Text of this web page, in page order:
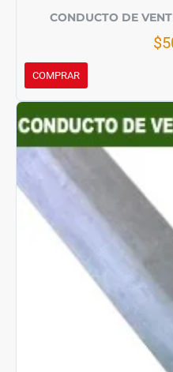
CONDUCTO DE
COMPRAR